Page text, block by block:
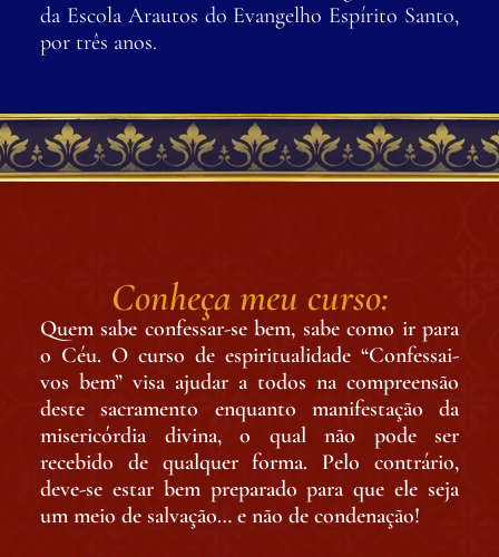
da Escola Arautos do Evangelho Espírito Santo,
por três anos.
Conheça meu curso:
Quem sabe confessar-se bem, sabe como ir para
o Céu. O curso de espiritualidade “Confessai-
vos bem” visa ajudar a todos na compreensão
deste sacramento enquanto manifestação da
misericórdia divina, o qual não pode ser
recebido de qualquer forma. Pelo contrário,
deve-se estar bem preparado para que ele seja
um meio de salvação… e não de condenação!